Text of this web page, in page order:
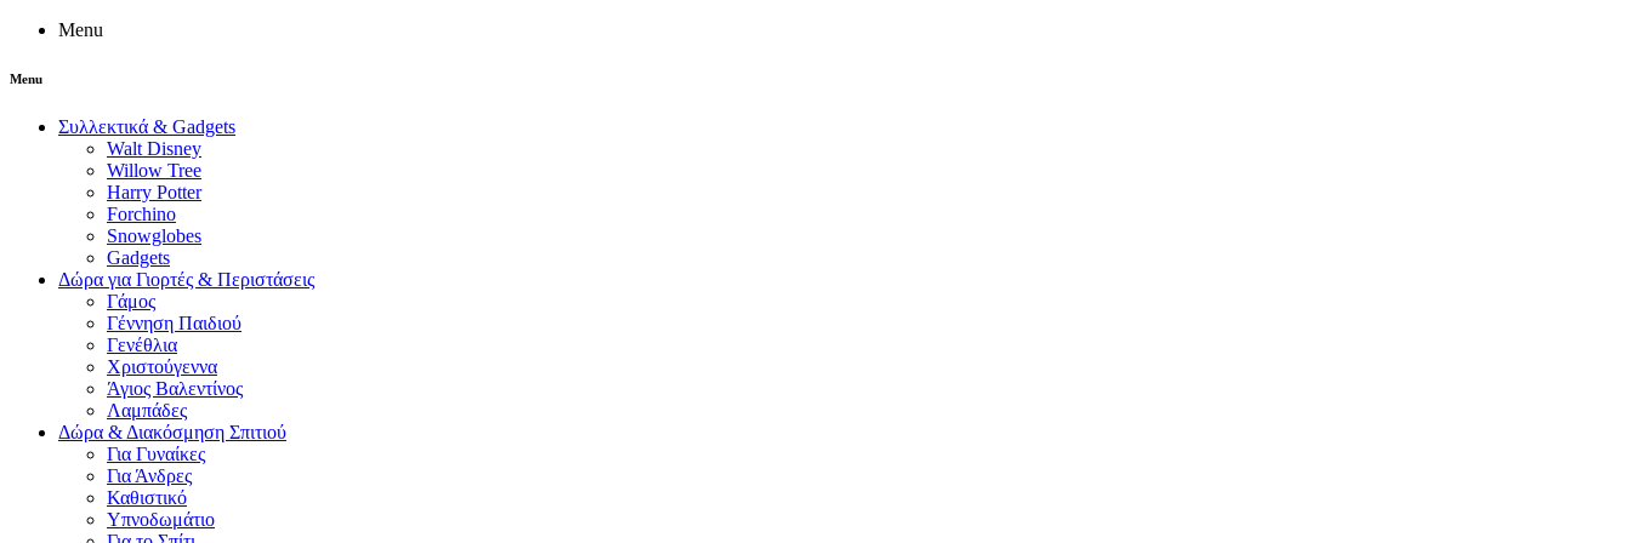
Menu
Menu
Συλλεκτικά & Gadgets
Walt Disney
Willow Tree
Harry Potter
Forchino
Snowglobes
Gadgets
Δώρα για Γιορτές & Περιστάσεις
Γάμος
Γέννηση Παιδιού
Γενέθλια
Χριστούγεννα
Άγιος Βαλεντίνος
Λαμπάδες
Δώρα & Διακόσμηση Σπιτιού
Για Γυναίκες
Για Άνδρες
Καθιστικό
Υπνοδωμάτιο